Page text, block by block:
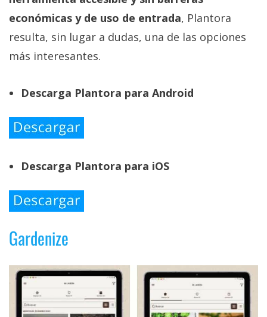
económicas y de uso de entrada, Plantora
resulta, sin lugar a dudas, una de las opciones
más interesantes.
Descarga Plantora para Android
Descarga Plantora para iOS
Gardenize